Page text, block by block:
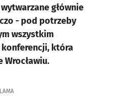
głównie
- pod potrzeby
wszystkim
która
Wrocławiu.